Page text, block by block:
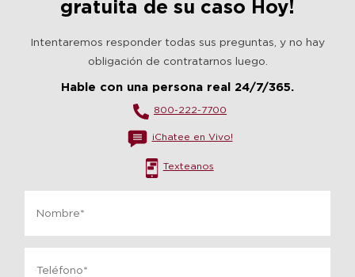
gratuita de su caso Hoy!
Intentaremos responder todas sus preguntas, y no hay
obligación de contratarnos luego.
Hable con una persona real 24/7/365.
800-222-7700
¡Chatee en Vivo!
Texteanos